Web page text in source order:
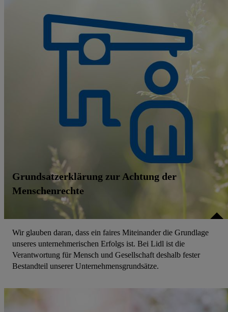
Grundsatzerklärung zur Achtung der
Menschenrechte
Wir glauben daran, dass ein faires Miteinander die Grundlage
unseres unternehmerischen Erfolgs ist. Bei Lidl ist die
Verantwortung für Mensch und Gesellschaft deshalb fester
Bestandteil unserer Unternehmensgrundsätze.